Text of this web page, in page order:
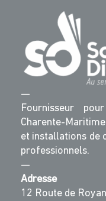
—
Fournisseur
Charente-
et installations de
professionnels.
—
Adresse
12 Route de Royan